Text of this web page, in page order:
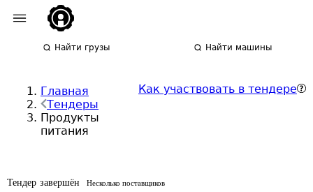
Найти грузы Найти машины
Главная
Тендеры
Продукты
питания
Как участвовать в тендере
Тендер завершён Несколько поставщиков